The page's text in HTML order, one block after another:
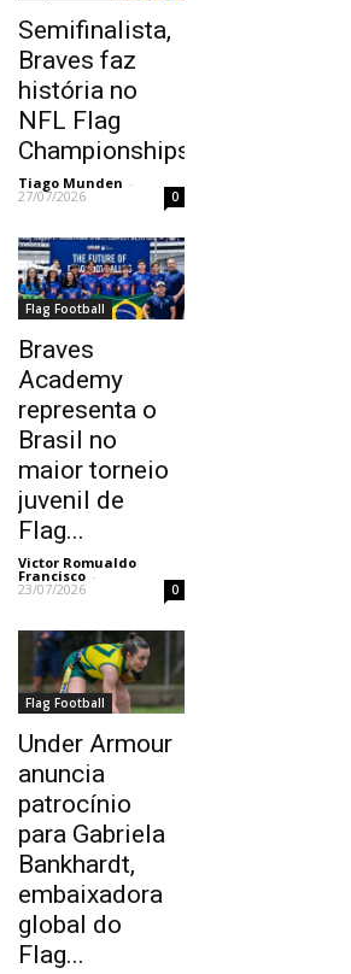
Semifinalista,
Braves faz
história no
NFL Flag
Championships
Tiago Munden -
27/07/2026 0
Flag Football
Braves
Academy
representa o
Brasil no
maior torneio
juvenil de
Flag...
Victor Romualdo
Francisco -
23/07/2026 0
Flag Football
Under Armour
anuncia
patrocínio
para Gabriela
Bankhardt,
embaixadora
global do
Flag...